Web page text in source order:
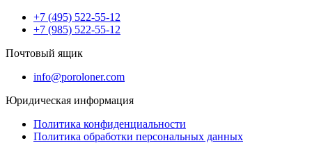
+7 (495) 522-55-12
+7 (985) 522-55-12
Почтовый ящик
info@poroloner.com
Юридическая информация
Политика конфиденциальности
Политика обработки персональных данных